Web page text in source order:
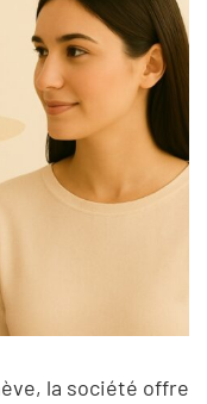
la société offre